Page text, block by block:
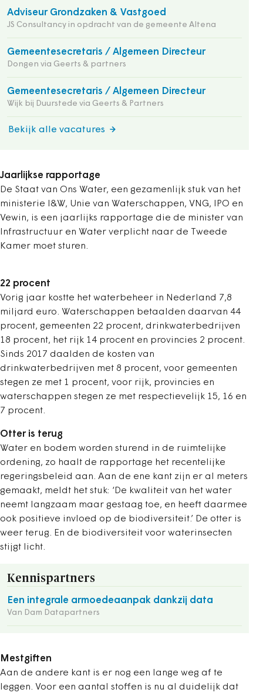
Adviseur Grondzaken & Vastgoed
JS Consultancy in opdracht van de gemeente Altena
Gemeentesecretaris / Algemeen Directeur
Dongen via Geerts & partners
Gemeentesecretaris / Algemeen Directeur
Wijk bij Duurstede via Geerts & Partners
Bekijk alle vacatures
Jaarlijkse rapportage
De Staat van Ons Water, een gezamenlijk stuk van het
ministerie I&W, Unie van Waterschappen, VNG, IPO en
Vewin, is een jaarlijks rapportage die de minister van
Infrastructuur en Water verplicht naar de Tweede
Kamer moet sturen.
22 procent
Vorig jaar kostte het waterbeheer in Nederland 7,8
miljard euro. Waterschappen betaalden daarvan 44
procent, gemeenten 22 procent, drinkwaterbedrijven
18 procent, het rijk 14 procent en provincies 2 procent.
Sinds 2017 daalden de kosten van
drinkwaterbedrijven met 8 procent, voor gemeenten
stegen ze met 1 procent, voor rijk, provincies en
waterschappen stegen ze met respectievelijk 15, 16 en
7 procent.
Otter is terug
Water en bodem worden sturend in de ruimtelijke
ordening, zo haalt de rapportage het recentelijke
regeringsbeleid aan. Aan de ene kant zijn er al meters
gemaakt, meldt het stuk: ‘De kwaliteit van het water
neemt langzaam maar gestaag toe, en heeft daarmee
ook positieve invloed op de biodiversiteit.’ De otter is
weer terug. En de biodiversiteit voor waterinsecten
stijgt licht.
Kennispartners
Een integrale armoedeaanpak dankzij data
Van Dam Datapartners
Mestgiften
Aan de andere kant is er nog een lange weg af te
leggen. Voor een aantal stoffen is nu al duidelijk dat